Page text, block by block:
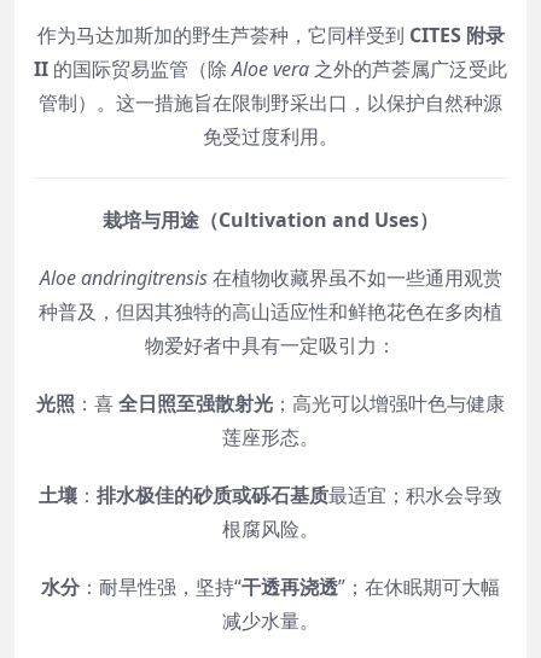
作为马达加斯加的野生芦荟种，它同样受到 CITES 附录
II 的国际贸易监管（除Aloe vera 之外的芦荟属广泛受此
管制）。这一措施旨在限制野采出口，以保护自然种源
免受过度利用。
栽培与用途（Cultivation and Uses）
Aloe andringitrensis在植物收藏界虽不如一些通用观赏
种普及，但因其独特的高山适应性和鲜艳花色在多肉植
物爱好者中具有一定吸引力：
光照 ：喜全日照至强散射光 ；高光可以增强叶色与健康
莲座形态。
土壤 ： 排水极佳的砂质或砾石基质最适宜；积水会导致
根腐风险。
水分 ：耐旱性强，坚持“干透再浇透”；在休眠期可大幅
减少水量。